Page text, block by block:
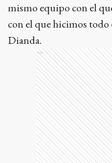
mismo equipo con el
con el que hicimos todo
Dianda.
Ads